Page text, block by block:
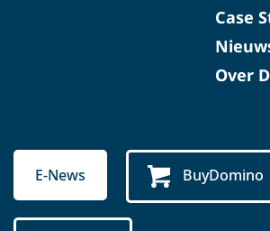
Case
Over
E-News BuyDomino